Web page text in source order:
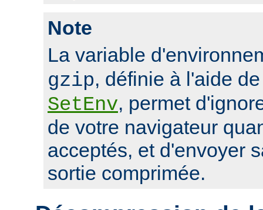
Note
La variable
gzip, définie à l'aide
SetEnv, permet
de votre navigateur
acceptés, et d'envoyer
sortie comprimée.